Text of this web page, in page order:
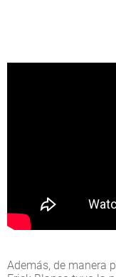
Además, de manera